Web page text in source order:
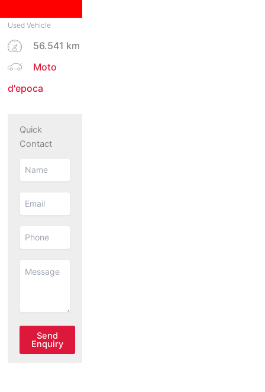
Used Vehicle
56.541 km
Moto
d'epoca
Quick
Contact
Send
Enquiry